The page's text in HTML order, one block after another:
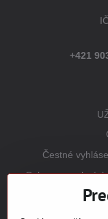
+421
Čestné
Ochrana